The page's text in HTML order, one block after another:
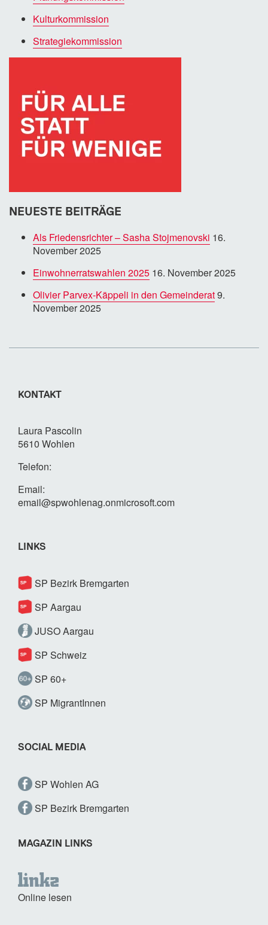
Kulturkommission
Strategiekommission
NEUESTE BEITRÄGE
Als Friedensrichter – Sasha Stojmenovski 16.
November 2025
Einwohnerratswahlen 2025 16. November 2025
Olivier Parvex-Käppeli in den Gemeinderat9.
November 2025
KONTAKT
Laura Pascolin
5610 Wohlen
Telefon:
Email:
email@spwohlenag.onmicrosoft.com
LINKS
SP Bezirk Bremgarten
SP Aargau
JUSO Aargau
SP Schweiz
SP 60+
SP MigrantInnen
SOCIAL MEDIA
SP Wohlen AG
SP Bezirk Bremgarten
MAGAZIN LINKS
Online lesen